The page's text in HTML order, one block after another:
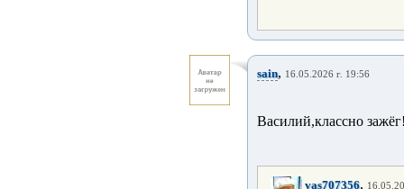
sain, 16.05.2026 г. 19:56
Василий,классно
vas707356,